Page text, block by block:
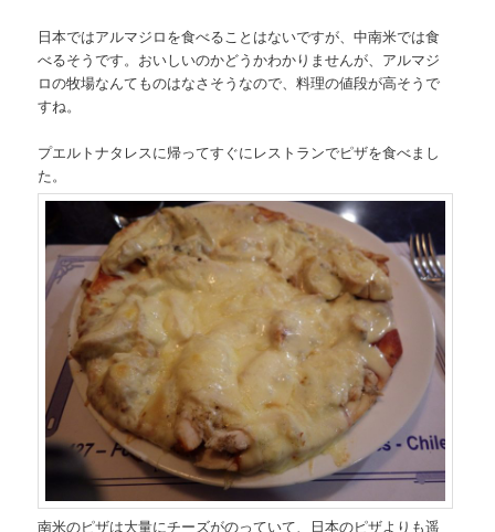
日本ではアルマジロを食べることはないですが、中南米では食
べるそうです。おいしいのかどうかわかりませんが、アルマジ
ロの牧場なんてものはなさそうなので、料理の値段が高そうで
すね。
プエルトナタレスに帰ってすぐにレストランでピザを食べまし
た。
南米のピザは大量にチーズがのっていて、日本のピザよりも遥